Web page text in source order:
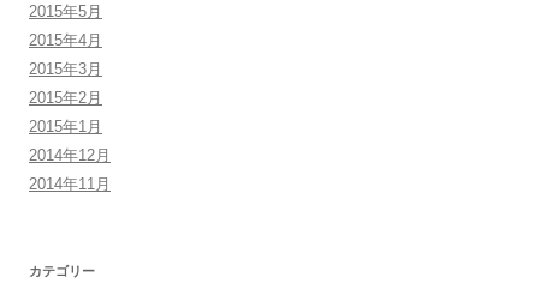
2015年5月
2015年4月
2015年3月
2015年2月
2015年1月
2014年12月
2014年11月
カテゴリー